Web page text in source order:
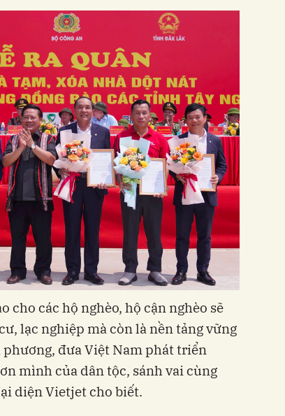
cho các hộ nghèo, hộ cận nghèo sẽ
lạc nghiệp mà còn là nền tảng vững
đưa Việt Nam phát triển
mình của dân tộc, sánh vai cùng
diện Vietjet cho biết.